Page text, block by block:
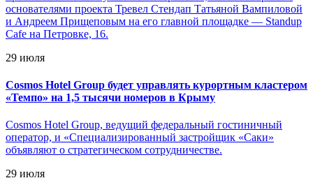
основателями проекта Тревел Стендап Татьяной Вампиловой
и Андреем Прищеповым на его главной площадке — Standup
Cafe на Петровке, 16.
29 июля
Cosmos Hotel Group будет управлять курортным кластером
«Темпо» на 1,5 тысячи номеров в Крыму
Cosmos Hotel Group, ведущий федеральный гостиничный
оператор, и «Специализированный застройщик «Саки»
объявляют о стратегическом сотрудничестве.
29 июля